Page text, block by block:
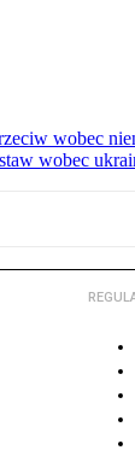
wobec
wobec